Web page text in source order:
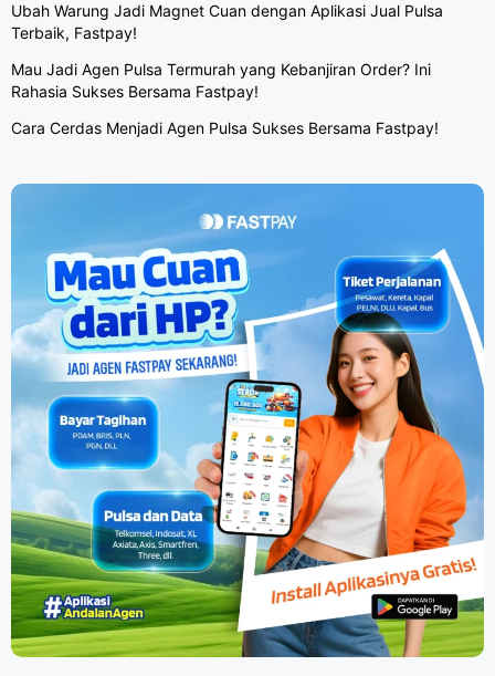
Ubah Warung Jadi Magnet Cuan dengan Aplikasi Jual Pulsa
Terbaik, Fastpay!
Mau Jadi Agen Pulsa Termurah yang Kebanjiran Order? Ini
Rahasia Sukses Bersama Fastpay!
Cara Cerdas Menjadi Agen Pulsa Sukses Bersama Fastpay!